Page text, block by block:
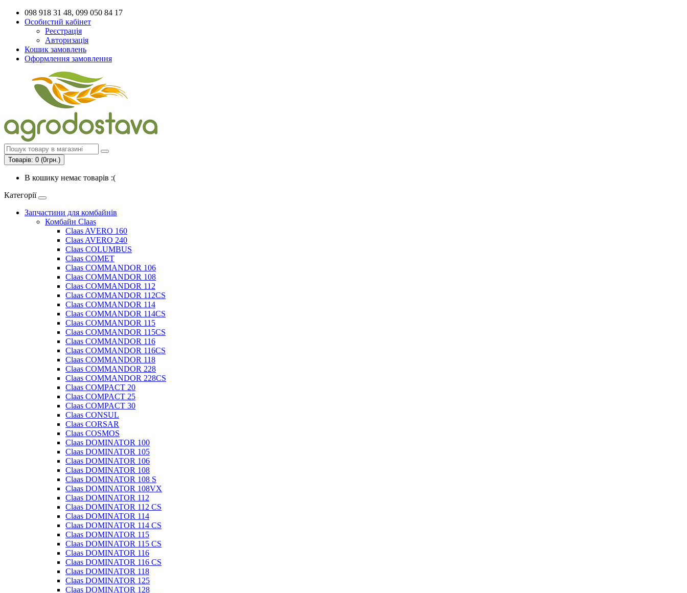
098 918 31 48, 099 050 84 17
Особистий кабінет
Реєстрація
Авторизація
Кошик замовлень
Оформлення замовлення
Товарів: 0 (0грн.)
В кошику немає товарів :(
Категорії
Запчастини для комбайнів
Комбайн Claas
Claas AVERO 160
Claas AVERO 240
Claas COLUMBUS
Claas COMET
Claas COMMANDOR 106
Claas COMMANDOR 108
Claas COMMANDOR 112
Claas COMMANDOR 112CS
Claas COMMANDOR 114
Claas COMMANDOR 114CS
Claas COMMANDOR 115
Claas COMMANDOR 115CS
Claas COMMANDOR 116
Claas COMMANDOR 116CS
Claas COMMANDOR 118
Claas COMMANDOR 228
Claas COMMANDOR 228CS
Claas COMPACT 20
Claas COMPACT 25
Claas COMPACT 30
Claas CONSUL
Claas CORSAR
Claas COSMOS
Claas DOMINATOR 100
Claas DOMINATOR 105
Claas DOMINATOR 106
Claas DOMINATOR 108
Claas DOMINATOR 108 S
Claas DOMINATOR 108VX
Claas DOMINATOR 112
Claas DOMINATOR 112 CS
Claas DOMINATOR 114
Claas DOMINATOR 114 CS
Claas DOMINATOR 115
Claas DOMINATOR 115 CS
Claas DOMINATOR 116
Claas DOMINATOR 116 CS
Claas DOMINATOR 118
Claas DOMINATOR 125
Claas DOMINATOR 128